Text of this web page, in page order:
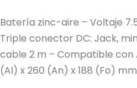
Batería zinc-aire – Voltaje
Triple conector DC: Jack,
cable 2 m – Compatible con
(Al) x 260 (An) x 188 (Fo)